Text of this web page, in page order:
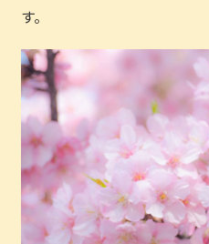
す。